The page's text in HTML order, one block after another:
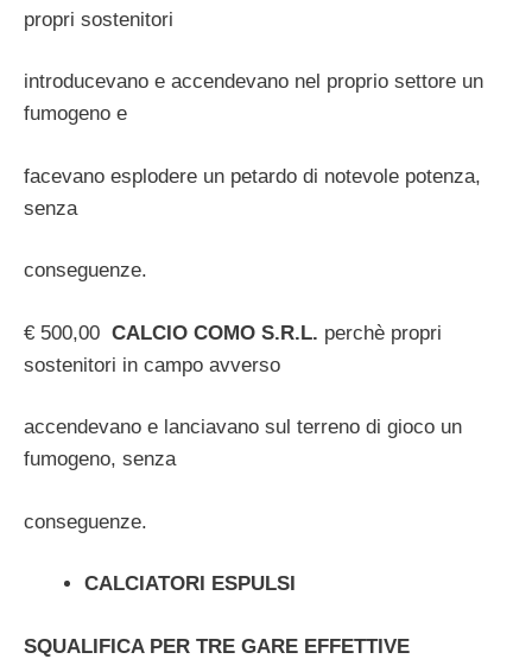
propri sostenitori
introducevano e accendevano nel proprio settore un
fumogeno e
facevano esplodere un petardo di notevole potenza,
senza
conseguenze.
€ 500,00 CALCIO COMO S.R.L. perchè propri
sostenitori in campo avverso
accendevano e lanciavano sul terreno di gioco un
fumogeno, senza
conseguenze.
CALCIATORI ESPULSI
SQUALIFICA PER TRE GARE EFFETTIVE